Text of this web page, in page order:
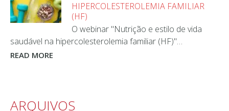
HIPERCOLESTEROLEMIA FAMILIAR
(HF)
O webinar "Nutrição e estilo de vida
saudável na hipercolesterolemia familiar (HF)"…
READ MORE
ARQUIVOS